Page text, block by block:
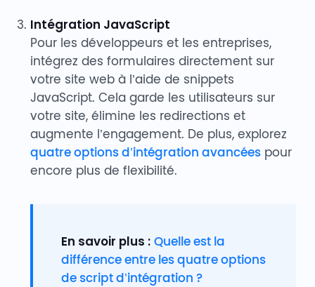
Intégration JavaScript
Pour les développeurs et les entreprises,
intégrez des formulaires directement sur
votre site web à l’aide de snippets
JavaScript. Cela garde les utilisateurs sur
votre site, élimine les redirections et
augmente l’engagement. De plus, explorez
quatre options d’intégration avancéespour
encore plus de flexibilité.
En savoir plus : Quelle est la
différence entre les quatre options
de script d’intégration ?